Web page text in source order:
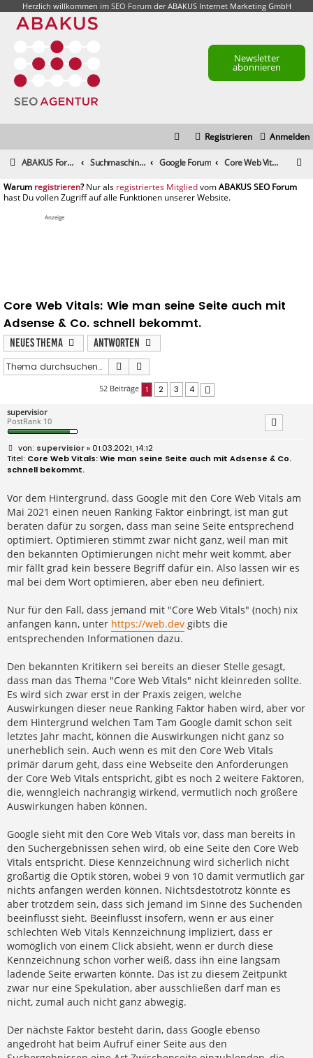
Herzlich willkommen im SEO Forumder ABAKUS Internet Marketing GmbH
Newsletter
abonnieren
Anmelden
Registrieren
ABAKUS Foren-Übersicht Suchmaschinenmarketing (SEM) / Suchmaschinenoptimierung (SEO) Google Forum Core Web Vitals: Wie man seine Seite auch mit Adsense & Co. schnell bekommt.
registrieren registriertes Mitglied
Anzeige
Core Web Vitals: Wie man seine Seite auch mit
Adsense & Co. schnell bekommt.
Neues Thema
Antworten
Suche
52 Beiträge 1 2 3 4
supervisior
PostRank 10
B
e
i
t
g
supervisior» 01.03.2021, 14:12
Core Web Vitals: Wie man seine Seite auch mit Adsense & Co.
schnell bekommt.
Vor dem Hintergrund, dass Google mit den Core Web Vitals am
Mai 2021 einen neuen Ranking Faktor einbringt, ist man gut
beraten dafür zu sorgen, dass man seine Seite entsprechend
optimiert. Optimieren stimmt zwar nicht ganz, weil man mit
den bekannten Optimierungen nicht mehr weit kommt, aber
mir fällt grad kein bessere Begriff dafür ein. Also lassen wir es
mal bei dem Wort optimieren, aber eben neu definiert.
Nur für den Fall, dass jemand mit "Core Web Vitals" (noch) nix
anfangen kann, unter https://web.dev gibts die
entsprechenden Informationen dazu.
Den bekannten Kritikern sei bereits an dieser Stelle gesagt,
dass man das Thema "Core Web Vitals" nicht kleinreden sollte.
Es wird sich zwar erst in der Praxis zeigen, welche
Auswirkungen dieser neue Ranking Faktor haben wird, aber vor
dem Hintergrund welchen Tam Tam Google damit schon seit
letztes Jahr macht, können die Auswirkungen nicht ganz so
unerheblich sein. Auch wenn es mit den Core Web Vitals
primär darum geht, dass eine Webseite den Anforderungen
der Core Web Vitals entspricht, gibt es noch 2 weitere Faktoren,
die, wenngleich nachrangig wirkend, vermutlich noch größere
Auswirkungen haben können.
Google sieht mit den Core Web Vitals vor, dass man bereits in
den Suchergebnissen sehen wird, ob eine Seite den Core Web
Vitals entspricht. Diese Kennzeichnung wird sicherlich nicht
großartig die Optik stören, wobei 9 von 10 damit vermutlich gar
nichts anfangen werden können. Nichtsdestotrotz könnte es
aber trotzdem sein, dass sich jemand im Sinne des Suchenden
beeinflusst sieht. Beeinflusst insofern, wenn er aus einer
schlechten Web Vitals Kennzeichnung impliziert, dass er
womöglich von einem Click absieht, wenn er durch diese
Kennzeichnung schon vorher weiß, dass ihn eine langsam
ladende Seite erwarten könnte. Das ist zu diesem Zeitpunkt
zwar nur eine Spekulation, aber ausschließen darf man es
nicht, zumal auch nicht ganz abwegig.
Der nächste Faktor besteht darin, dass Google ebenso
angedroht hat beim Aufruf einer Seite aus den